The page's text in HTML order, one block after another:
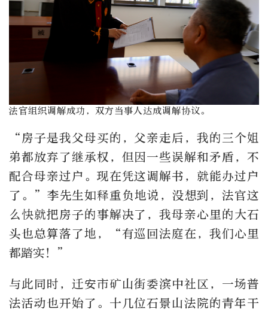
法官组织调解成功，双方当事人达成调解协议。
“房子是我父母买的，父亲走后，我的三个姐
弟都放弃了继承权，但因一些误解和矛盾，不
配合母亲过户。现在凭这调解书，就能办过户
了。”李先生如释重负地说，没想到，法官这
么快就把房子的事解决了，我母亲心里的大石
头也总算落了地，“有巡回法庭在，我们心里
都踏实！”
与此同时，迁安市矿山街委滨中社区，一场普
法活动也开始了。十几位石景山法院的青年干